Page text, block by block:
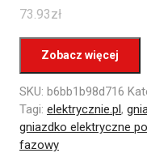
73.93zł
Zobacz więcej
SKU: b6bb1b98d716
Tagi: elektrycznie.pl,
gniazdko elektryczne
fazowy